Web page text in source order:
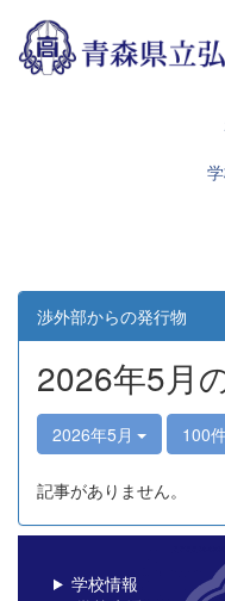
渉外部からの発行物
2026年5月
2026年5月 100
記事がありません。
学校情報